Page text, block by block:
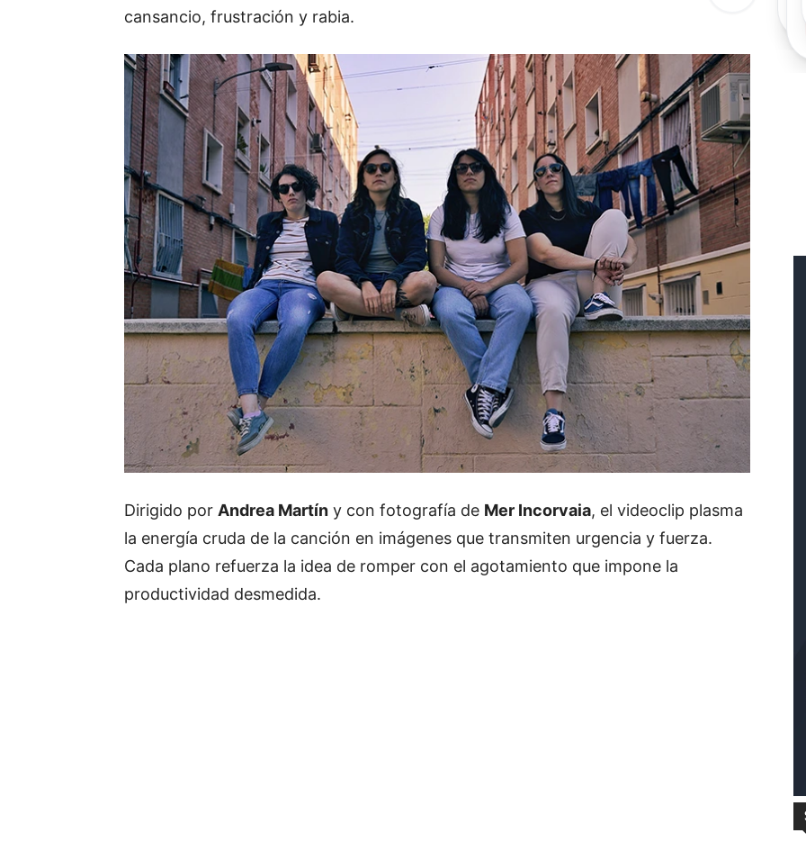
cansancio, frustración y rabia.
Dirigido por Andrea Martín y con fotografía de Mer Incorvaia, el videoclip plasma
la energía cruda de la canción en imágenes que transmiten urgencia y fuerza.
Cada plano refuerza la idea de romper con el agotamiento que impone la
productividad desmedida.